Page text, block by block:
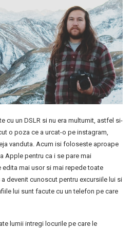
cu un DSLR si nu era multumit, astfel si-
o poza ce a urcat-o pe instagram,
vanduta. Acum isi foloseste aproape
Apple pentru ca i se pare mai
mai usor si mai repede toate
devenit cunoscut pentru excursiile lui si
lui sunt facute cu un telefon pe care
lumii intregi locurile pe care le